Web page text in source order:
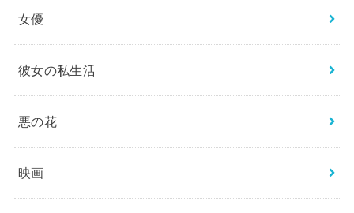
女優
彼女の私生活
悪の花
映画